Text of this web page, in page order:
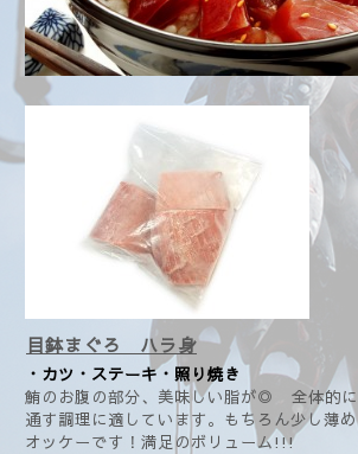
目鉢まぐろ ハラ身
・カツ・ステーキ・照り焼き
鮪のお腹の部分、美味しい脂が◎ 全体的に
通す調理に適しています。もちろん少し薄
オッケーです！ 満足のボリューム!!!